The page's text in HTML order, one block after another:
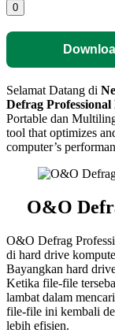
0
Selamat Datang di
Defrag
Portable dan
tool that optimizes
computer’s
O&O
O&O Defrag
di hard drive
Bayangkan hard
Ketika file-file
lambat dalam
file-file ini kembali
lebih efisien.